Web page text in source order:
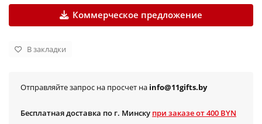
Коммерческое предложение
В закладки
Отправляйте запрос на просчет на info@11gifts.by
Бесплатная доставка по г. Минску при заказе от 400 BYN